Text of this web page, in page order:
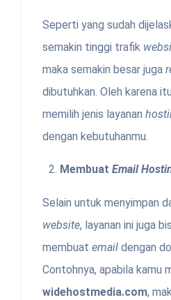
Seperti yang sudah
semakin tinggi trafik
maka semakin besar juga
dibutuhkan. Oleh karena
memilih jenis layanan
dengan kebutuhanmu.
Membuat Email
Selain untuk menyimpan
website, layanan ini juga
membuat email dengan
Contohnya, apabila kamu
widehostmedia.com,